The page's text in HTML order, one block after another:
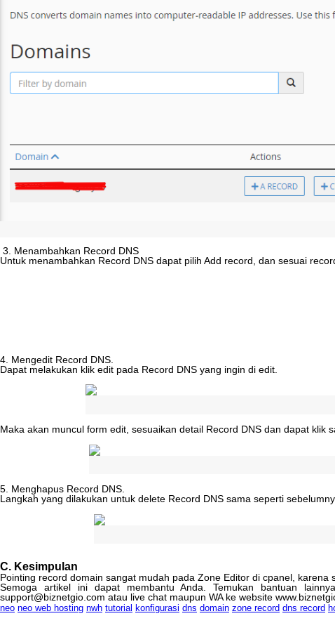
3. Menambahkan Record DNS
Untuk menambahkan Record DNS dapat pilih Add record, dan sesuai
4 Mengedit Record DNS
Dapat melakukan klik edit pada Record DNS yang ingin di edit
Maka akan muncul form edit, sesuaikan detail Record DNS dan dapat klik
5. Menghapus Record DNS.
Langkah yang dilakukan untuk delete Record DNS sama seperti
C. Kesimpulan
Pointing record domain sangat mudah pada Zone Editor di cpanel karena
Semoga
artikel ini dapat membantu Anda Temukan bantuan lainnya
support@biznetgio com atau live chat maupun WA ke website www.
neo neo web hosting nwh tutorial konfigurasi dns domain zone record dns record